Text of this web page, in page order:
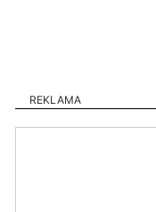
REKLAMA